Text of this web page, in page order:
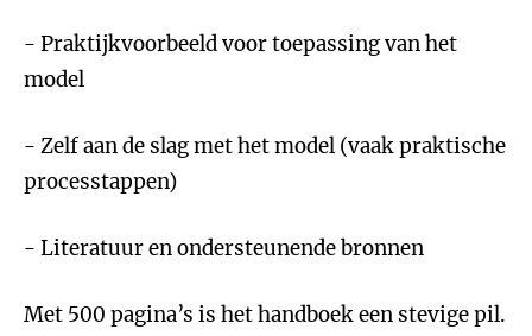
- Praktijkvoorbeeld voor toepassing van het
model
- Zelf aan de slag met het model (vaak praktische
processtappen)
- Literatuur en ondersteunende bronnen
Met 500 pagina’s is het handboek een stevige pil.